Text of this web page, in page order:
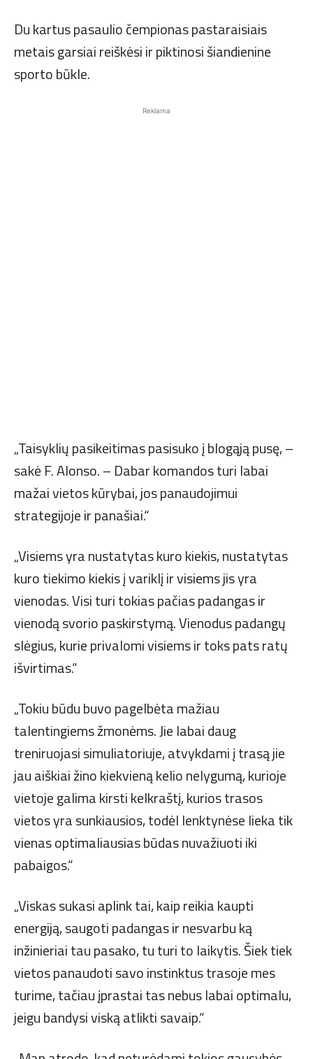
Du kartus pasaulio čempionas pastaraisiais
metais garsiai reiškėsi ir piktinosi šiandienine
sporto būkle.
Reklama
„Taisyklių pasikeitimas pasisuko į blogąją pusę, –
sakė F. Alonso. – Dabar komandos turi labai
mažai vietos kūrybai, jos panaudojimui
strategijoje ir panašiai.“
„Visiems yra nustatytas kuro kiekis, nustatytas
kuro tiekimo kiekis į variklį ir visiems jis yra
vienodas. Visi turi tokias pačias padangas ir
vienodą svorio paskirstymą. Vienodus padangų
slėgius, kurie privalomi visiems ir toks pats ratų
išvirtimas.“
„Tokiu būdu buvo pagelbėta mažiau
talentingiems žmonėms. Jie labai daug
treniruojasi simuliatoriuje, atvykdami į trasą jie
jau aiškiai žino kiekvieną kelio nelygumą, kurioje
vietoje galima kirsti kelkraštį, kurios trasos
vietos yra sunkiausios, todėl lenktynėse lieka tik
vienas optimaliausias būdas nuvažiuoti iki
pabaigos.“
„Viskas sukasi aplink tai, kaip reikia kaupti
energiją, saugoti padangas ir nesvarbu ką
inžinieriai tau pasako, tu turi to laikytis. Šiek tiek
vietos panaudoti savo instinktus trasoje mes
turime, tačiau įprastai tas nebus labai optimalu,
jeigu bandysi viską atlikti savaip.“